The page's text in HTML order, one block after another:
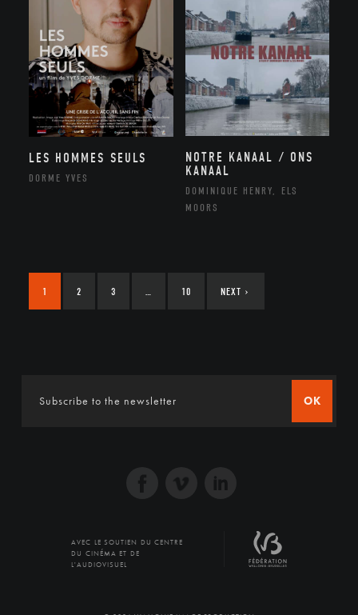
LES HOMMES SEULS
DORME YVES
NOTRE KANAAL / ONS
KANAAL
DOMINIQUE HENRY, ELS
MOORS
1 2 3 10 NEXT ›
OK
AVEC LE SOUTIEN DU CENTRE
DU CINÉMA ET DE
L'AUDIOVISUEL